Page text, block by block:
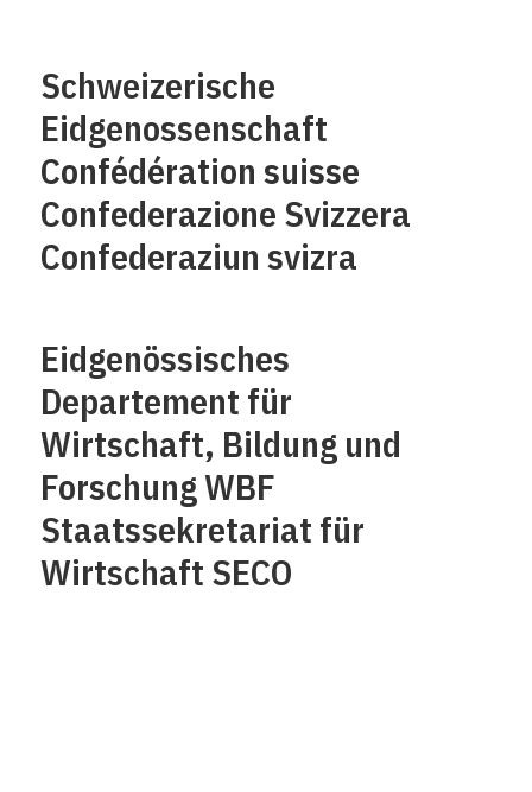
Schweizerische
Eidgenossenschaft
Confédération suisse
Confederazione Svizzera
Confederaziun svizra
Eidgenössisches
Departement für
Wirtschaft, Bildung und
Forschung WBF
Staatssekretariat für
Wirtschaft SECO